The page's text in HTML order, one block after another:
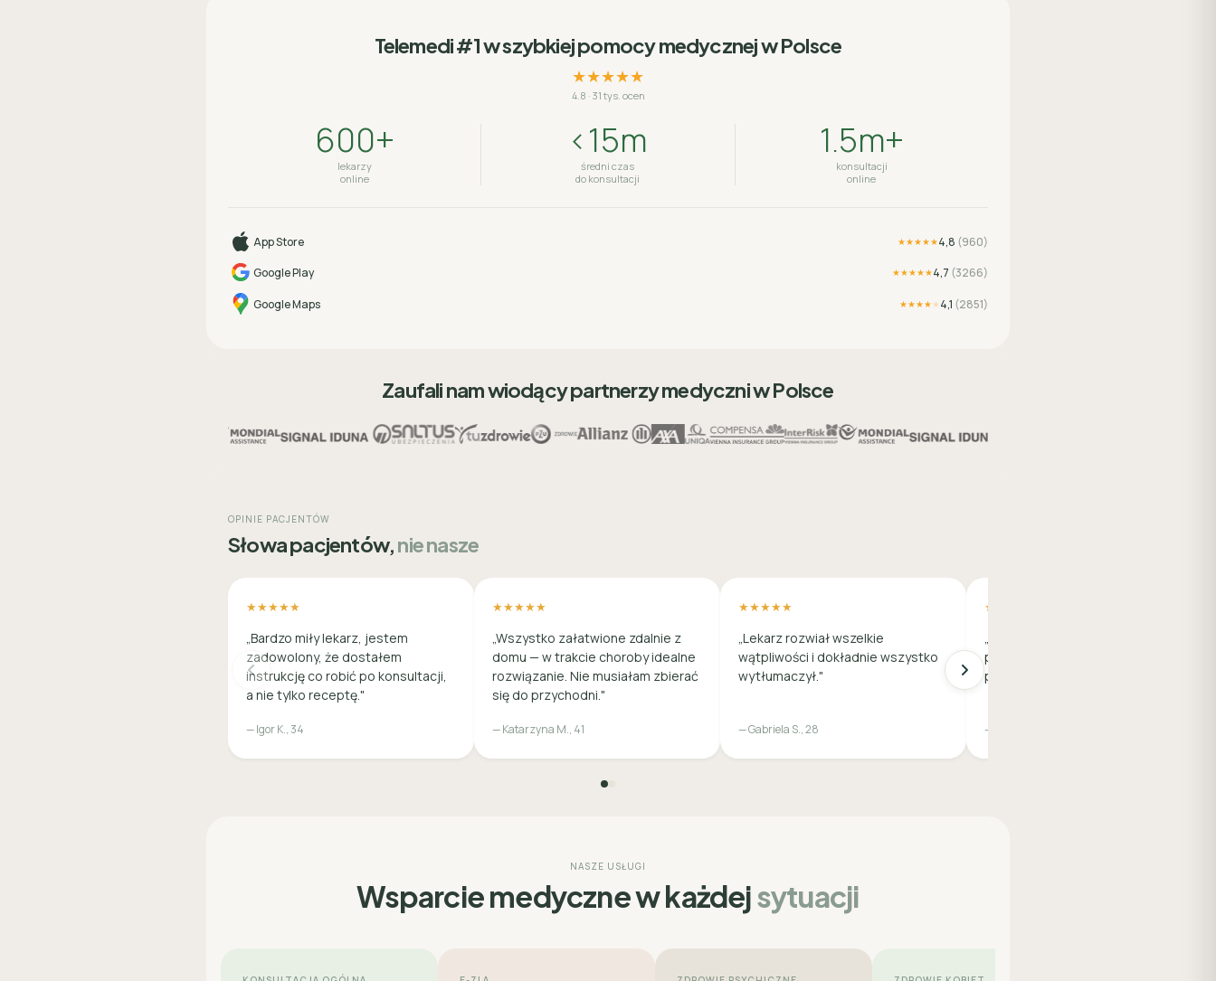
Telemedi #1 w szybkiej pomocy medycznej w Polsce
★★★★★
4.8 · 31 tys. ocen
600+
lekarzy
online
<15m
średni czas
do konsultacji
1.5m+
konsultacji
online
App Store ★★★★★4,8 (960)
Google Play
★★★★★4,7 (3266)
Google Maps ★★★★★4,1 (2851)
Zaufali nam wiodący partnerzy medyczni w Polsce
OPINIE PACJENTÓW
Słowa pacjentów,nie nasze
★★★★★
„Bardzo miły lekarz, jestem
zadowolony, że dostałem
instrukcję co robić po konsultacji,
a nie tylko receptę."
— Igor K., 34
★★★★★
„Wszystko załatwione zdalnie z
domu — w trakcie choroby idealne
rozwiązanie. Nie musiałam zbierać
się do przychodni."
— Katarzyna M., 41
★★★★★
„Lekarz rozwiał wszelkie
wątpliwości i dokładnie wszystko
wytłumaczył."
— Gabriela S., 28
★★★★★
„Bardzo polecam! Cała wizyta
przebiegła bardzo sprawnie i
profesjonalnie."
— Joanna W., 35
NASZE USŁUGI
Wsparcie medyczne w każdejsytuacji